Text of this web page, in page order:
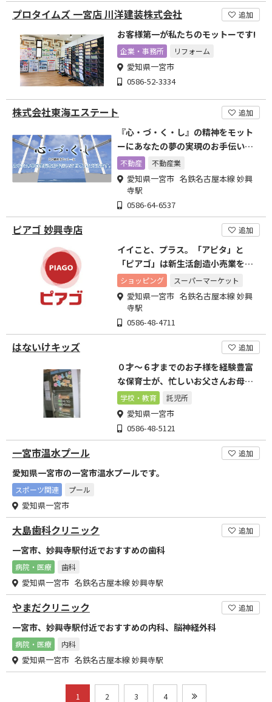
プロタイムズ 一宮店 川洋建装株式会社 追加
お客様第一が私たちのモットーです!
企業・事務所 リフォーム
愛知県一宮市
0586-52-3334
株式会社東海エステート 追加
『心・づ・く・し』の精神をモット
ーにあなたの夢の実現のお手伝いを
させていただきます。
不動産 不動産業
愛知県一宮市 名鉄名古屋本線 妙興
寺駅
0586-64-6537
ピアゴ 妙興寺店 追加
イイこと、プラス。「アピタ」と
「ピアゴ」は新生活創造小売業を目
指します。
ショッピング スーパーマーケット
愛知県一宮市 名鉄名古屋本線 妙興
寺駅
0586-48-4711
はないけキッズ 追加
０才～６才までのお子様を経験豊富
な保育士が、忙しいお父さんお母さ
んの代わりにお預かりします
学校・教育 託児所
愛知県一宮市
0586-48-5121
一宮市温水プール 追加
愛知県一宮市の一宮市温水プールです。
スポーツ関連 プール
愛知県一宮市
大島歯科クリニック 追加
一宮市、妙興寺駅付近でおすすめの歯科
病院・医療 歯科
愛知県一宮市 名鉄名古屋本線 妙興寺駅
やまだクリニック 追加
一宮市、妙興寺駅付近でおすすめの内科、脳神経外科
病院・医療 内科
愛知県一宮市 名鉄名古屋本線 妙興寺駅
1 2 3 4